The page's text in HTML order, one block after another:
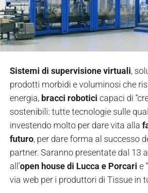
Sistemi di supervisione virtuali,
prodotti morbidi e voluminosi che
energia, bracci robotici capaci di
sostenibili: tutte tecnologie sulle
investendo molto per dare vita alla
futuro, per dare forma al successo
partner. Saranno presentate dal 13
all’open house di Lucca e Porcari e
via web per i produttori di Tissue in